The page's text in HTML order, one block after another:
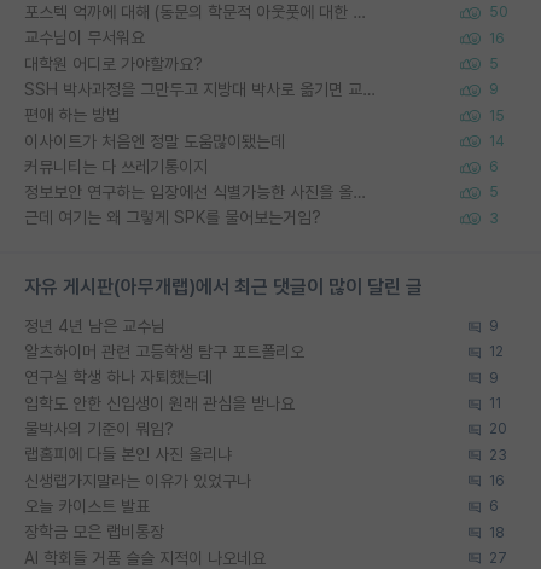
포스텍 억까에 대해 (동문의 학문적 아웃풋에 대한 반박) 50
교수님이 무서워요 16
대학원 어디로 가야할까요? 5
SSH 박사과정을 그만두고 지방대 박사로 옮기면 교수의 꿈은 끝일까요? 9
편애 하는 방법 15
이사이트가 처음엔 정말 도움많이됐는데 14
커뮤니티는 다 쓰레기통이지 6
정보보안 연구하는 입장에선 식별가능한 사진을 올리는건 비추이긴함 5
근데 여기는 왜 그렇게 SPK를 물어보는거임? 3
자유 게시판(아무개랩)에서 최근 댓글이 많이 달린 글
정년 4년 남은 교수님 9
알츠하이머 관련 고등학생 탐구 포트폴리오 12
연구실 학생 하나 자퇴했는데 9
입학도 안한 신입생이 원래 관심을 받나요 11
물박사의 기준이 뭐임? 20
랩홈피에 다들 본인 사진 올리냐 23
신생랩가지말라는 이유가 있었구나 16
오늘 카이스트 발표 6
장학금 모은 랩비통장 18
AI 학회들 거품 슬슬 지적이 나오네요 27